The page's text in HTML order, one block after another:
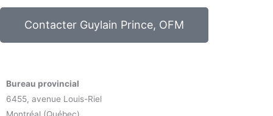
Contacter Guylain Prince, OFM
Bureau provincial
6455, avenue Louis-Riel